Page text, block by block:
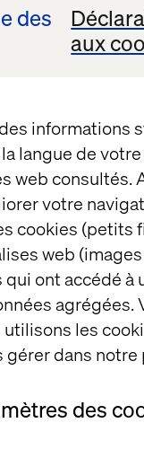
des
aux
informations
langue de
web
votre
cookies (petits
web
ont accédé à
les
gérer dans
des
Europe
next for
Valtech team
treats at our